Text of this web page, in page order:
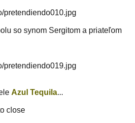
so synom Sergitom a priateľom
Azul Tequila...